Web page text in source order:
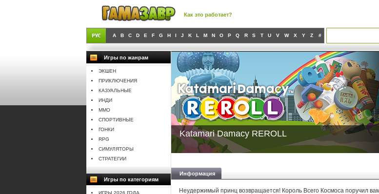
Как это работает?
A B C D E F G H I J K L M N O P Q R S T U V W X Y Z #
Игры по жанрам
ЭКШЕН
ПРИКЛЮЧЕНИЯ
КАЗУАЛЬНЫЕ
ИНДИ
MMO
СПОРТИВНЫЕ
ГОНКИ
RPG
СИМУЛЯТОРЫ
СТРАТЕГИИ
Игры по категориям
ИГРЫ 2026 ГОДА
Katamari Damacy REROLL
Информация
Неудержимый принц возвращается! Король Всего Космоса поручил